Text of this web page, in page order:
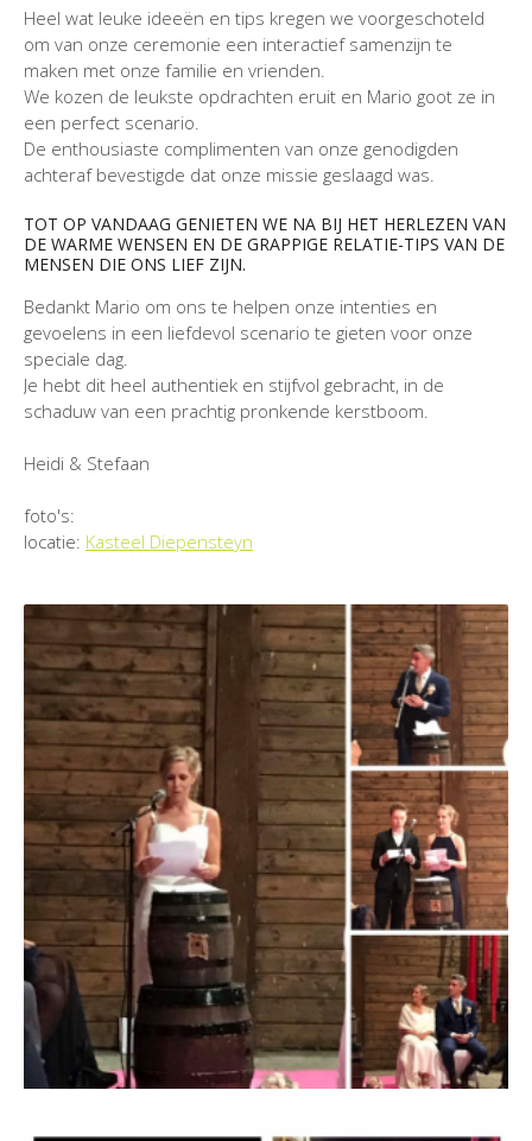
Heel wat leuke ideeën en tips kregen we voorgeschoteld
om van onze ceremonie een interactief samenzijn te
maken met onze familie en vrienden.
We kozen de leukste opdrachten eruit en Mario goot ze in
een perfect scenario.
De enthousiaste complimenten van onze genodigden
achteraf bevestigde dat onze missie geslaagd was.
TOT OP VANDAAG GENIETEN WE NA BIJ HET HERLEZEN VAN
DE WARME WENSEN EN DE GRAPPIGE RELATIE-TIPS VAN DE
MENSEN DIE ONS LIEF ZIJN.
Bedankt Mario om ons te helpen onze intenties en
gevoelens in een liefdevol scenario te gieten voor onze
speciale dag.
Je hebt dit heel authentiek en stijfvol gebracht, in de
schaduw van een prachtig pronkende kerstboom.
Heidi & Stefaan
foto's:
locatie: Kasteel Diepensteyn